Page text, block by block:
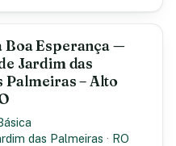
Boa Esperança —
Jardim das
Palmeiras – Alto
das Palmeiras · RO